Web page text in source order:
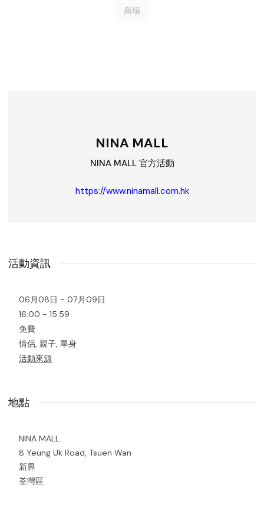
商場
NINA MALL
NINA MALL 官方活動
https://www.ninamall.com.hk
活動資訊
06月08日 - 07月09日
16:00 - 15:59
免費
情侶, 親子, 單身
活動來源
地點
NINA MALL
8 Yeung Uk Road, Tsuen Wan
新界
荃灣區